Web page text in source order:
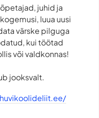
juhid ja
luua uusi
värske pilguga
kui töötad
või valdkonnas!
jooksvalt.